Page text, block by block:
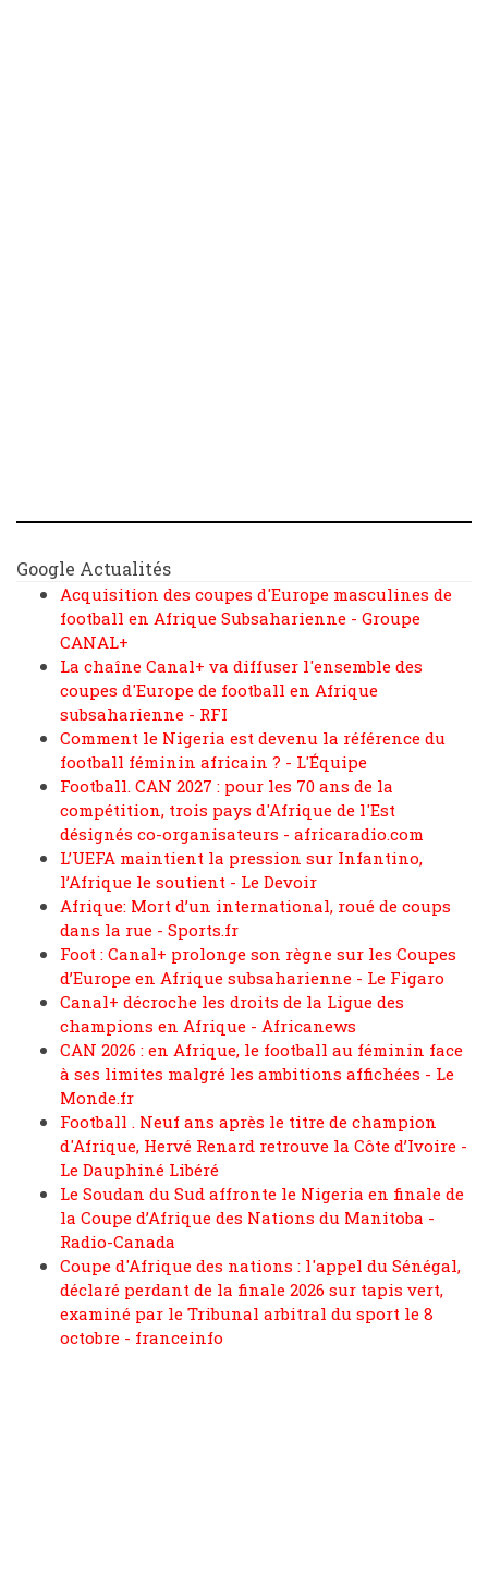
Google Actualités
Acquisition des coupes d'Europe masculines de
football en Afrique Subsaharienne - Groupe
CANAL+
La chaîne Canal+ va diffuser l'ensemble des
coupes d'Europe de football en Afrique
subsaharienne - RFI
Comment le Nigeria est devenu la référence du
football féminin africain ? - L'Équipe
Football. CAN 2027 : pour les 70 ans de la
compétition, trois pays d'Afrique de l'Est
désignés co-organisateurs - africaradio.com
L’UEFA maintient la pression sur Infantino,
l’Afrique le soutient - Le Devoir
Afrique: Mort d’un international, roué de coups
dans la rue - Sports.fr
Foot : Canal+ prolonge son règne sur les Coupes
d’Europe en Afrique subsaharienne - Le Figaro
Canal+ décroche les droits de la Ligue des
champions en Afrique - Africanews
CAN 2026 : en Afrique, le football au féminin face
à ses limites malgré les ambitions affichées - Le
Monde.fr
Football . Neuf ans après le titre de champion
d'Afrique, Hervé Renard retrouve la Côte d’Ivoire -
Le Dauphiné Libéré
Le Soudan du Sud affronte le Nigeria en finale de
la Coupe d’Afrique des Nations du Manitoba -
Radio-Canada
Coupe d'Afrique des nations : l'appel du Sénégal,
déclaré perdant de la finale 2026 sur tapis vert,
examiné par le Tribunal arbitral du sport le 8
octobre - franceinfo